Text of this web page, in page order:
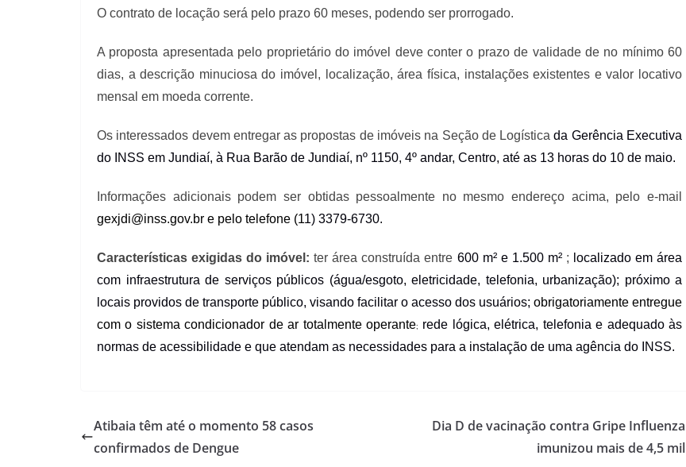
O contrato de locação será pelo prazo 60 meses, podendo ser prorrogado.
A proposta apresentada pelo proprietário do imóvel deve conter o prazo de validade de no mínimo 60
dias, a descrição minuciosa do imóvel, localização, área física, instalações existentes e valor locativo
mensal em moeda corrente.
Os interessados devem entregar as propostas de imóveis na Seção de Logística da Gerência Executiva
do INSS em Jundiaí, à Rua Barão de Jundiaí, nº 1150, 4º andar, Centro, até as 13 horas do 10 de maio.
Informações adicionais podem ser obtidas pessoalmente no mesmo endereço acima, pelo e-mail
gexjdi@inss.gov.br e pelo telefone (11) 3379-6730.
Características exigidas do imóvel: ter área construída entre 600 m²e 1.500 m² ; localizado em área
com infraestrutura de serviços públicos (água/esgoto, eletricidade, telefonia, urbanização); próximo a
locais providos de transporte público, visando facilitar o acesso dos usuários; obrigatoriamente entregue
com o sistema condicionador de ar totalmente operante;
rede lógica, elétrica, telefonia e adequado às
normas de acessibilidade e que atendam as necessidades para a instalação de uma agência do INSS.
Atibaia têm até o momento 58 casos
confirmados de Dengue
Dia D de vacinação contra Gripe Influenza
imunizou mais de 4,5 mil